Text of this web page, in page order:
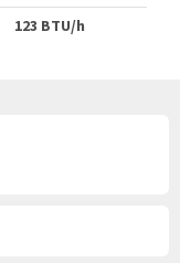
123 BTU/h